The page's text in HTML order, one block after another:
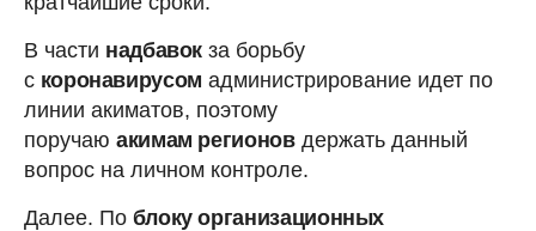
В части надбавок за борьбу
с коронавирусом администрирование идет по
линии акиматов, поэтому
поручаю акимам регионовдержать данный
вопрос на личном контроле.
Далее. По блоку организационных